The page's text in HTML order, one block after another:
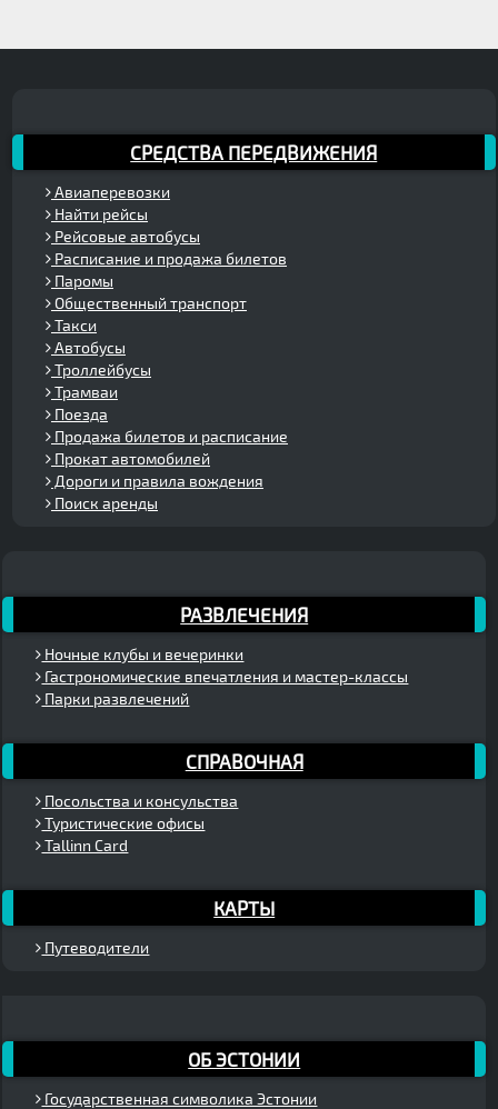
СРЕДСТВА ПЕРЕДВИЖЕНИЯ
Авиаперевозки
Найти рейсы
Рейсовые автобусы
Расписание и продажа билетов
Паромы
Общественный транспорт
Такси
Автобусы
Троллейбусы
Трамваи
Поезда
Продажа билетов и расписание
Прокат автомобилей
Дороги и правила вождения
Поиск аренды
РАЗВЛЕЧЕНИЯ
Ночные клубы и вечеринки
Гастрономические впечатления и мастер-классы
Парки развлечений
СПРАВОЧНАЯ
Посольства и консульства
Туристические офисы
Tallinn Card
КАРТЫ
Путеводители
ОБ ЭСТОНИИ
Государственная символика Эстонии